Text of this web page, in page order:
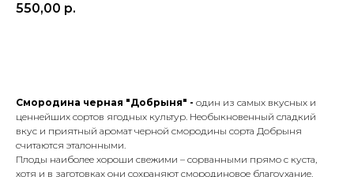
550,00 р.
Смородина черная "Добрыня" - один из самых вкусных и
ценнейших сортов ягодных культур. Необыкновенный сладкий
вкус и приятный аромат черной смородины сорта Добрыня
считаются эталонными.
Плоды наиболее хороши свежими – сорванными прямо с куста,
хотя и в заготовках они сохраняют смородиновое благоухание.